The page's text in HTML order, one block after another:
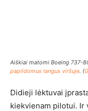
Aiškiai matomi Boeing 737-
papildomus langus viršuje. (
Didieji lėktuvai
kiekvienam pilotui. Ir